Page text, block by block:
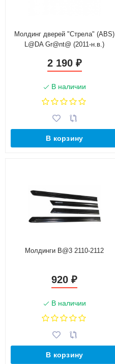
Молдинг дверей "Стрела" (ABS)
L@DA Gr@nt@ (2011-н.в.)
2 190 ₽
В наличии
В корзину
Молдинги B@3 2110-2112
920₽
В наличии
В корзину